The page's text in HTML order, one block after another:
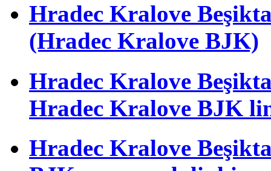
Hradec Kralove
(Hradec Kralove BJK)
Hradec Kralove
Hradec Kralove BJK
Hradec Kralove